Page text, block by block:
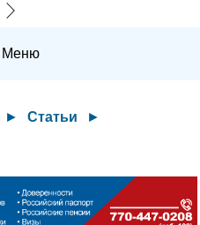
Меню
► Статьи
►